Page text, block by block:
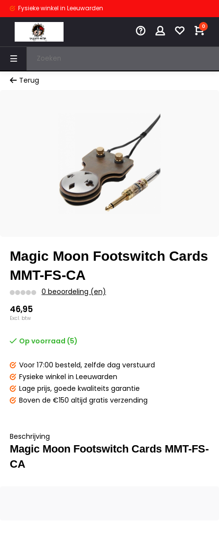
Fysieke winkel in Leeuwarden
0
Terug
Magic Moon Footswitch Cards
MMT-FS-CA
0 beoordeling (en)
46,95
Excl. btw
Op voorraad (5)
Voor 17:00 besteld, zelfde dag verstuurd
Fysieke winkel in Leeuwarden
Lage prijs, goede kwaliteits garantie
Boven de €150 altijd gratis verzending
Beschrijving
Magic Moon Footswitch Cards MMT-FS-
CA